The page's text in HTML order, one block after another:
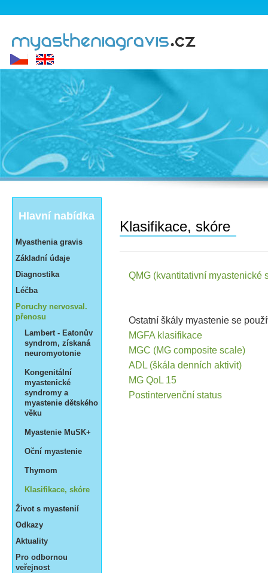
Hlavní nabídka
Myasthenia gravis
Základní údaje
Diagnostika
Léčba
Poruchy nervosval.
přenosu
Lambert - Eatonův
syndrom, získaná
neuromyotonie
Kongenitální
myastenické
syndromy a
myastenie dětského
věku
Myastenie MuSK+
Oční myastenie
Thymom
Klasifikace, skóre
Život s myastenií
Odkazy
Aktuality
Pro odbornou
veřejnost
Klasifikace, skóre
QMG (kvantitativní myastenické
Ostatní škály myastenie se
MGFA klasifikace
MGC (MG composite scale)
ADL (škála denních aktivit)
MG QoL 15
Postintervenční status